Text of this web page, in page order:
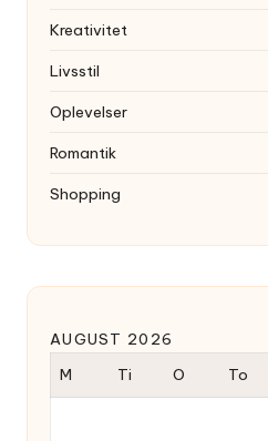
Kreativitet
Livsstil
Oplevelser
Romantik
Shopping
AUGUST 2026
M
Ti O To